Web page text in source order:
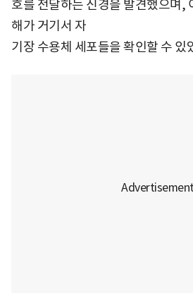
호를 전달하는 신경을 발견했으며,
해가 거기서 자
기장 수용체 세포들을 확인할 수 있